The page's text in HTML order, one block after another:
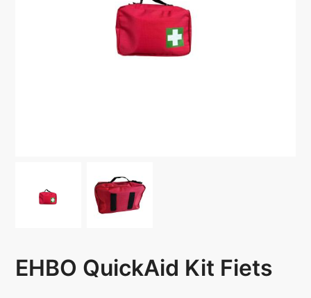
EHBO QuickAid Kit Fiets